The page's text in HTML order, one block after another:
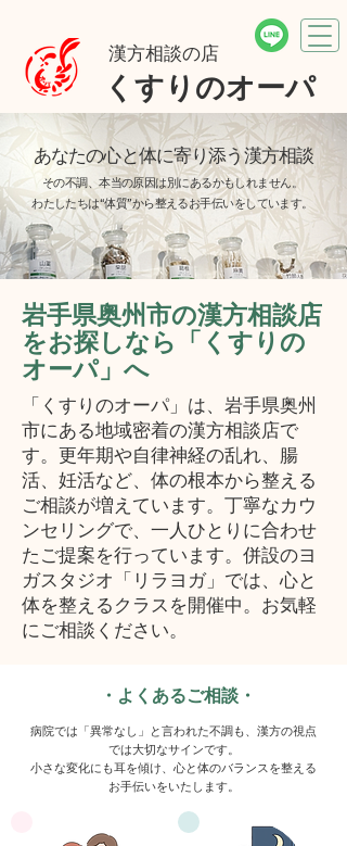
​漢方相談の店
くすりのオーパ
あなたの心と体に寄り添う漢方相談
その不調、本当の原因は別にあるかもしれません。
わたしたちは“体質”から整えるお手伝いをしています。
岩手県奥州市の漢方相談店
をお探しなら「くすりの
オーパ」へ
「くすりのオーパ」は、岩手県奥州
市にある地域密着の漢方相談店で
す。更年期や自律神経の乱れ、腸
活、妊活など、体の根本から整える
ご相談が増えています。丁寧なカウ
ンセリングで、一人ひとりに合わせ
たご提案を行っています。併設のヨ
ガスタジオ「リラヨガ」では、心と
体を整えるクラスを開催中。お気軽
にご相談ください。
​・よくあるご相談・
病院では「異常なし」と言われた不調も、漢方の視点
では大切なサインです。
​小さな変化にも耳を傾け、心と体のバランスを整える
お手伝いをいたします。​